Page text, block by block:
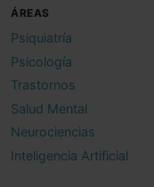
ÁREAS
Psiquiatría
Psicología
Trastornos
Salud Mental
Neurociencias
Inteligencia Artificial